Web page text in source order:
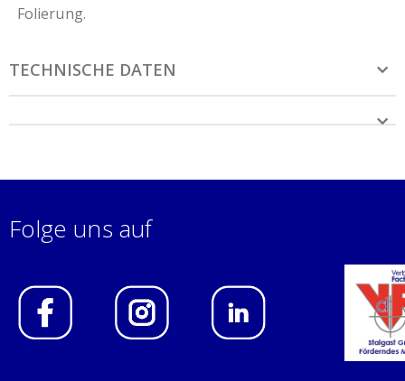
Folierung.
TECHNISCHE DATEN
Folge uns auf